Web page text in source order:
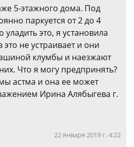
5-этажного дома. Под
паркуется от 2 до 4
это, я установила
не устраивает и они
клумбы и наезжают
Что я могу предпринять?
астма и она ее может
Ирина Алябыгева г.
22 января 2019 г. 4:22